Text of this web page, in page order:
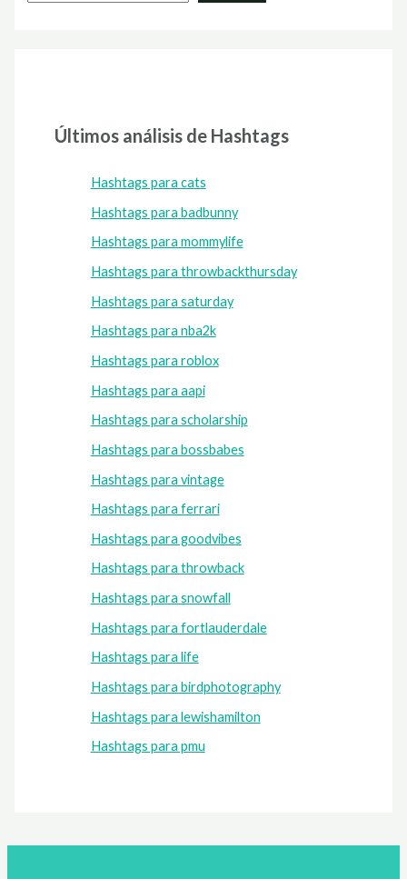
Últimos análisis de Hashtags
Hashtags para cats
Hashtags para badbunny
Hashtags para mommylife
Hashtags para throwbackthursday
Hashtags para saturday
Hashtags para nba2k
Hashtags para roblox
Hashtags para aapi
Hashtags para scholarship
Hashtags para bossbabes
Hashtags para vintage
Hashtags para ferrari
Hashtags para goodvibes
Hashtags para throwback
Hashtags para snowfall
Hashtags para fortlauderdale
Hashtags para life
Hashtags para birdphotography
Hashtags para lewishamilton
Hashtags para pmu